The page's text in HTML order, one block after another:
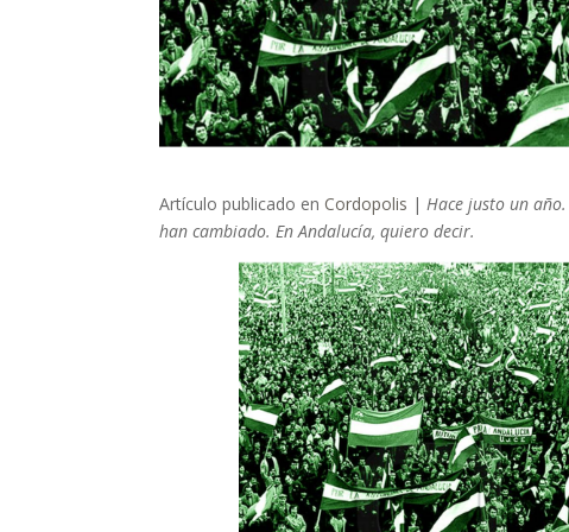
Artículo publicado en Cordopolis |Hace justo un
han cambiado. En Andalucía, quiero decir.